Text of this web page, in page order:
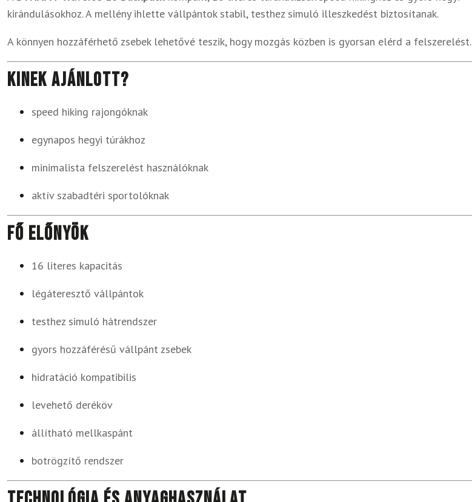
kirándulásokhoz. A mellény ihlette vállpántok stabil, testhez simuló illeszkedést biztosítanak.
A könnyen hozzáférhető zsebek lehetővé teszik, hogy mozgás közben is gyorsan elérd a felszerelést.
Kinek ajánlott?
speed hiking rajongóknak
egynapos hegyi túrákhoz
minimalista felszerelést használóknak
aktív szabadtéri sportolóknak
Fő előnyök
16 literes kapacitás
légáteresztő vállpántok
testhez simuló hátrendszer
gyors hozzáférésű vállpánt zsebek
hidratáció kompatibilis
levehető deréköv
állítható mellkaspánt
botrögzítő rendszer